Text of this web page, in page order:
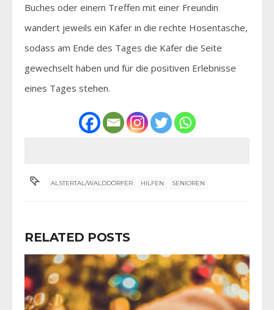
Buches oder einem Treffen mit einer Freundin
wandert jeweils ein Käfer in die rechte Hosentasche,
sodass am Ende des Tages die Käfer die Seite
gewechselt haben und für die positiven Erlebnisse
eines Tages stehen.
ALSTERTAL/WALDDÖRFER HILFEN SENIOREN
RELATED POSTS